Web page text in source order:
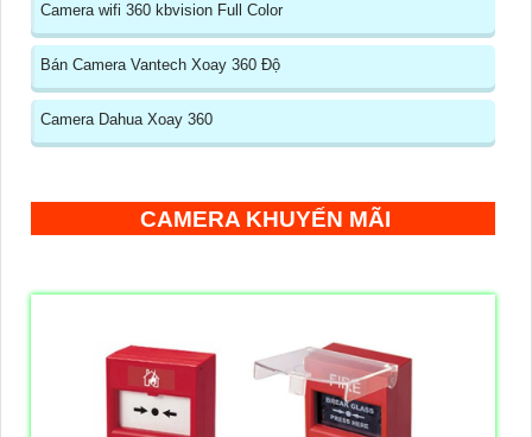
Camera wifi 360 kbvision Full Color
Bán Camera Vantech Xoay 360 Độ
Camera Dahua Xoay 360
CAMERA KHUYẾN MÃI